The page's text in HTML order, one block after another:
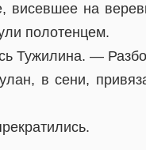
висевшее на
полотенцем.
Тужилина. —
в сени,